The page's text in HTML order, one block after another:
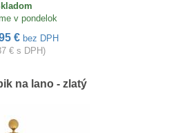
v pondelok
€ bez DPH
€ s DPH)
na lano - zlatý